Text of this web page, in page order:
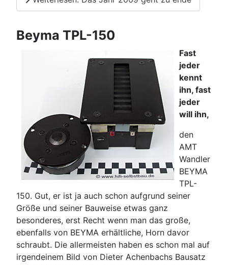
Beyma TPL-150
Fast
jeder
kennt
ihn, fast
jeder
will ihn,
den
AMT
Wandler
BEYMA
TPL-
150. Gut, er ist ja auch schon aufgrund seiner
Größe und seiner Bauweise etwas ganz
besonderes, erst Recht wenn man das große,
ebenfalls von BEYMA erhältliche, Horn davor
schraubt. Die allermeisten haben es schon mal auf
irgendeinem Bild von Dieter Achenbachs Bausatz